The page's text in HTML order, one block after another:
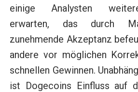
einige Analysten
erwarten, das durch
zunehmende Akzeptanz
andere vor möglichen
schnellen Gewinnen.
ist Dogecoins Einfluss auf